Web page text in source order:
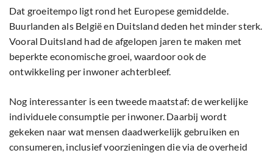
Dat groeitempo ligt rond het Europese gemiddelde.
Buurlanden als België en Duitsland deden het minder sterk.
Vooral Duitsland had de afgelopen jaren te maken met
beperkte economische groei, waardoor ook de
ontwikkeling per inwoner achterbleef.
Nog interessanter is een tweede maatstaf: de werkelijke
individuele consumptie per inwoner. Daarbij wordt
gekeken naar wat mensen daadwerkelijk gebruiken en
consumeren, inclusief voorzieningen die via de overheid